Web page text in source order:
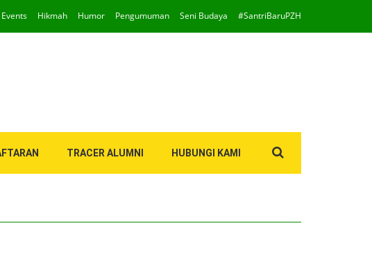
Events Hikmah Humor Pengumuman Seni Budaya #SantriBaruPZH
TRACER ALUMNI HUBUNGI KAMI
for: